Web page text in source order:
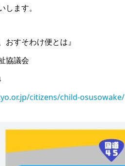
します。
おすそわけ便とは』
協議会
citizens/child-osusowake/